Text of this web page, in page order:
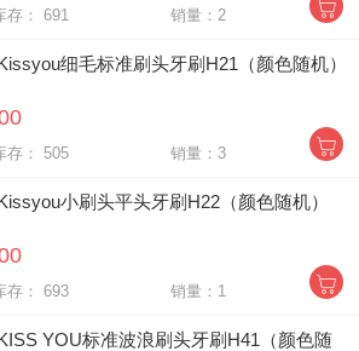
库存： 691 销量：2
细毛标准刷头牙刷H21（颜色随机）
库存： 505 销量：3
小刷头平头牙刷H22（颜色随机）
库存： 693 销量：1
YOU标准波浪刷头牙刷H41（颜色随